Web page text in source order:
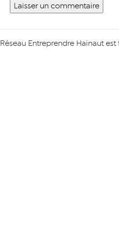
Réseau Entreprendre Hainaut